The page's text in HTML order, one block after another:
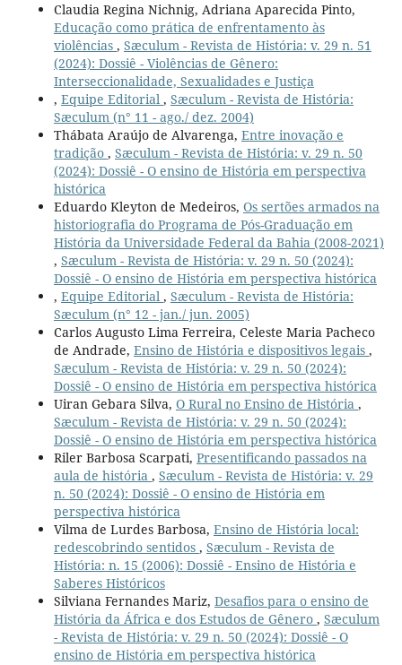
Claudia Regina Nichnig, Adriana Aparecida Pinto,
Educação como prática de enfrentamento às
violências , Sæculum - Revista de História: v. 29 n. 51
(2024): Dossiê - Violências de Gênero:
Interseccionalidade, Sexualidades e Justiça
, Equipe Editorial , Sæculum - Revista de História:
Sæculum (n° 11 - ago./ dez. 2004)
Thábata Araújo de Alvarenga, Entre inovação e
tradição , Sæculum - Revista de História: v. 29 n. 50
(2024): Dossiê - O ensino de História em perspectiva
histórica
Eduardo Kleyton de Medeiros, Os sertões armados na
historiografia do Programa de Pós-Graduação em
História da Universidade Federal da Bahia (2008-2021)
, Sæculum - Revista de História: v. 29 n. 50 (2024):
Dossiê - O ensino de História em perspectiva histórica
, Equipe Editorial , Sæculum - Revista de História:
Sæculum (n° 12 - jan./ jun. 2005)
Carlos Augusto Lima Ferreira, Celeste Maria Pacheco
de Andrade, Ensino de História e dispositivos legais ,
Sæculum - Revista de História: v. 29 n. 50 (2024):
Dossiê - O ensino de História em perspectiva histórica
Uiran Gebara Silva, O Rural no Ensino de História ,
Sæculum - Revista de História: v. 29 n. 50 (2024):
Dossiê - O ensino de História em perspectiva histórica
Riler Barbosa Scarpati, Presentificando passados na
aula de história , Sæculum - Revista de História: v. 29
n. 50 (2024): Dossiê - O ensino de História em
perspectiva histórica
Vilma de Lurdes Barbosa, Ensino de História local:
redescobrindo sentidos , Sæculum - Revista de
História: n. 15 (2006): Dossiê - Ensino de História e
Saberes Históricos
Silviana Fernandes Mariz, Desafios para o ensino de
História da África e dos Estudos de Gênero , Sæculum
- Revista de História: v. 29 n. 50 (2024): Dossiê - O
ensino de História em perspectiva histórica